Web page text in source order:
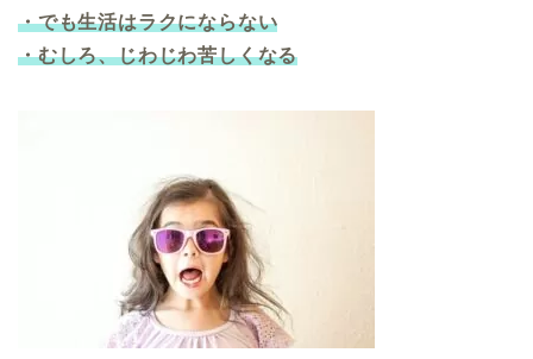
・でも生活はラクにならない
・むしろ、じわじわ苦しくなる